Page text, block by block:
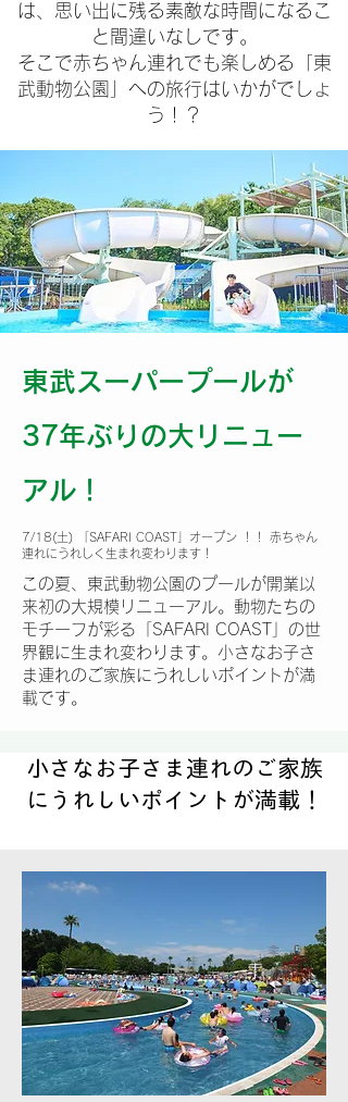
は、思い出に残る素敵な時間になるこ
と間違いなしです。
そこで赤ちゃん連れでも楽しめる「東
武動物公園」への旅行はいかがでしょ
う！？
東武スーパープールが
37年ぶりの大リニュー
アル！
7/18(土) 「SAFARI COAST」オープン ！！ 赤ちゃん
連れにうれしく生まれ変わります！
この夏、東武動物公園のプールが開業以
来初の大規模リニューアル。動物たちの
モチーフが彩る「SAFARI COAST」の世
界観に生まれ変わります。小さなお子さ
ま連れのご家族にうれしいポイントが満
載です。
小さなお子さま連れのご家族
にうれしいポイントが満載！